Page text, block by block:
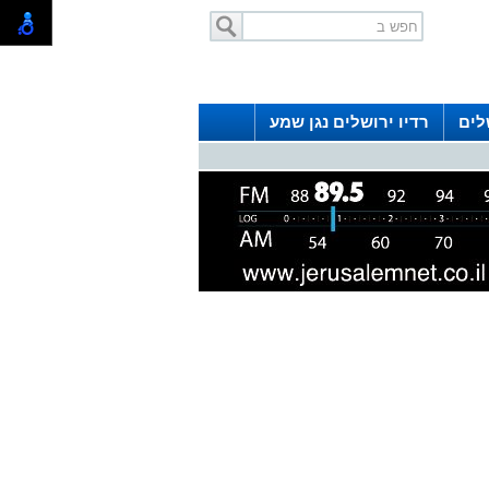
רדיו ירושלים נגן שמע